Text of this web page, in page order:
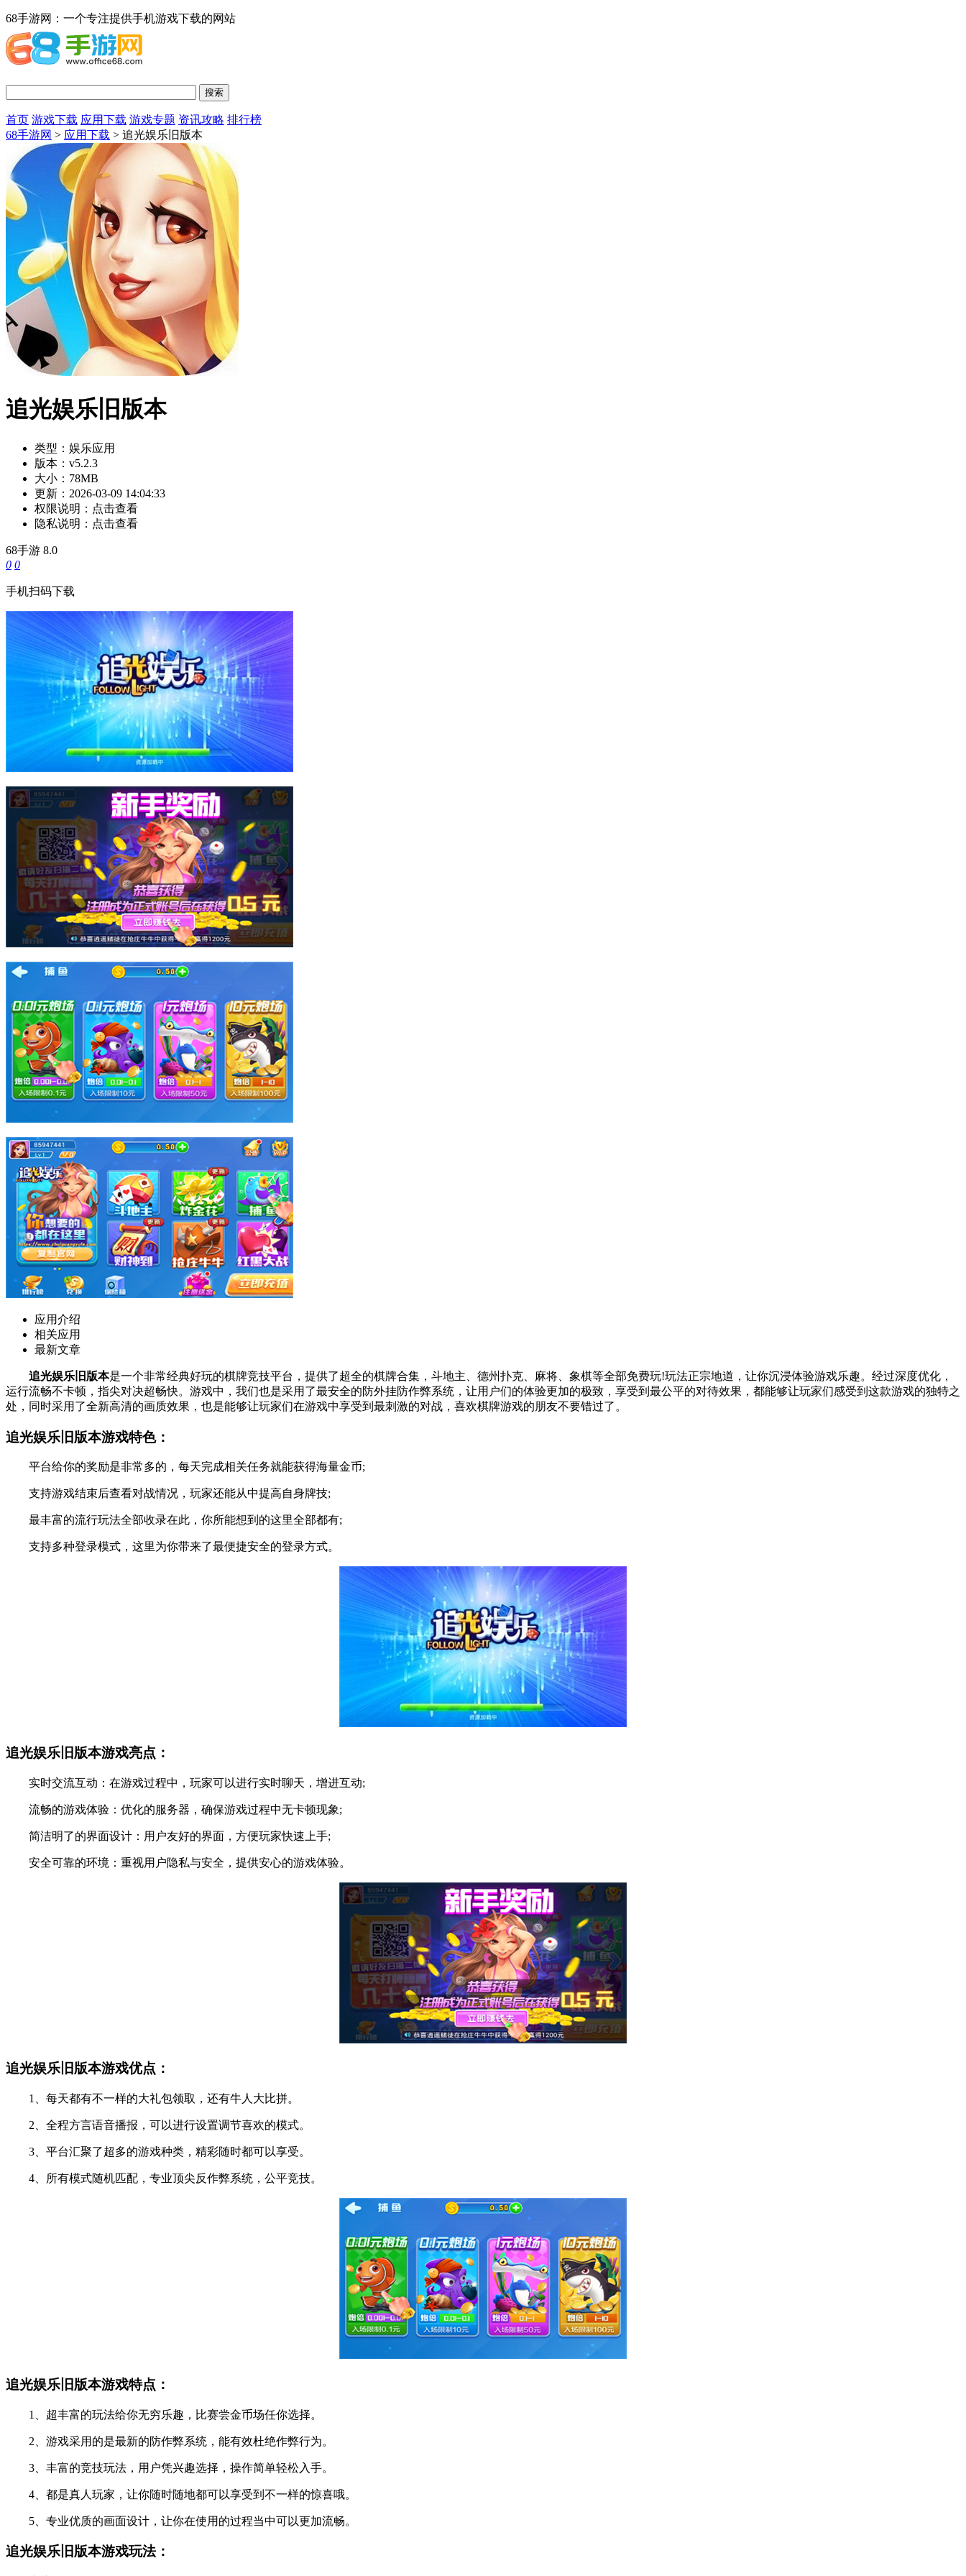
68手游网：一个专注提供手机游戏下载的网站
首页 游戏下载 应用下载 游戏专题 资讯攻略 排行榜
68手游网 > 应用下载 > 追光娱乐旧版本
追光娱乐旧版本
类型： 娱乐应用
版本： v5.2.3
大小： 78MB
更新： 2026-03-09 14:04:33
权限说明： 点击查看
隐私说明： 点击查看
68手游 8.0
0 0
手机扫码下载
应用介绍
相关应用
最新文章
追光娱乐旧版本是一个非常经典好玩的棋牌竞技平台，提供了超全的棋牌合集，斗地主、德州扑克、麻将、象棋等全部免费玩!玩法正宗地道，让你沉浸体验游戏乐趣。经过深度优化，
运行流畅不卡顿，指尖对决超畅快。游戏中，我们也是采用了最安全的防外挂防作弊系统，让用户们的体验更加的极致，享受到最公平的对待效果，都能够让玩家们感受到这款游戏的独特之
处，同时采用了全新高清的画质效果，也是能够让玩家们在游戏中享受到最刺激的对战，喜欢棋牌游戏的朋友不要错过了。
追光娱乐旧版本游戏特色：
平台给你的奖励是非常多的，每天完成相关任务就能获得海量金币;
支持游戏结束后查看对战情况，玩家还能从中提高自身牌技;
最丰富的流行玩法全部收录在此，你所能想到的这里全部都有;
支持多种登录模式，这里为你带来了最便捷安全的登录方式。
追光娱乐旧版本游戏亮点：
实时交流互动：在游戏过程中，玩家可以进行实时聊天，增进互动;
流畅的游戏体验：优化的服务器，确保游戏过程中无卡顿现象;
简洁明了的界面设计：用户友好的界面，方便玩家快速上手;
安全可靠的环境：重视用户隐私与安全，提供安心的游戏体验。
追光娱乐旧版本游戏优点：
1、每天都有不一样的大礼包领取，还有牛人大比拼。
2、全程方言语音播报，可以进行设置调节喜欢的模式。
3、平台汇聚了超多的游戏种类，精彩随时都可以享受。
4、所有模式随机匹配，专业顶尖反作弊系统，公平竞技。
追光娱乐旧版本游戏特点：
1、超丰富的玩法给你无穷乐趣，比赛尝金币场任你选择。
2、游戏采用的是最新的防作弊系统，能有效杜绝作弊行为。
3、丰富的竞技玩法，用户凭兴趣选择，操作简单轻松入手。
4、都是真人玩家，让你随时随地都可以享受到不一样的惊喜哦。
5、专业优质的画面设计，让你在使用的过程当中可以更加流畅。
追光娱乐旧版本游戏玩法：